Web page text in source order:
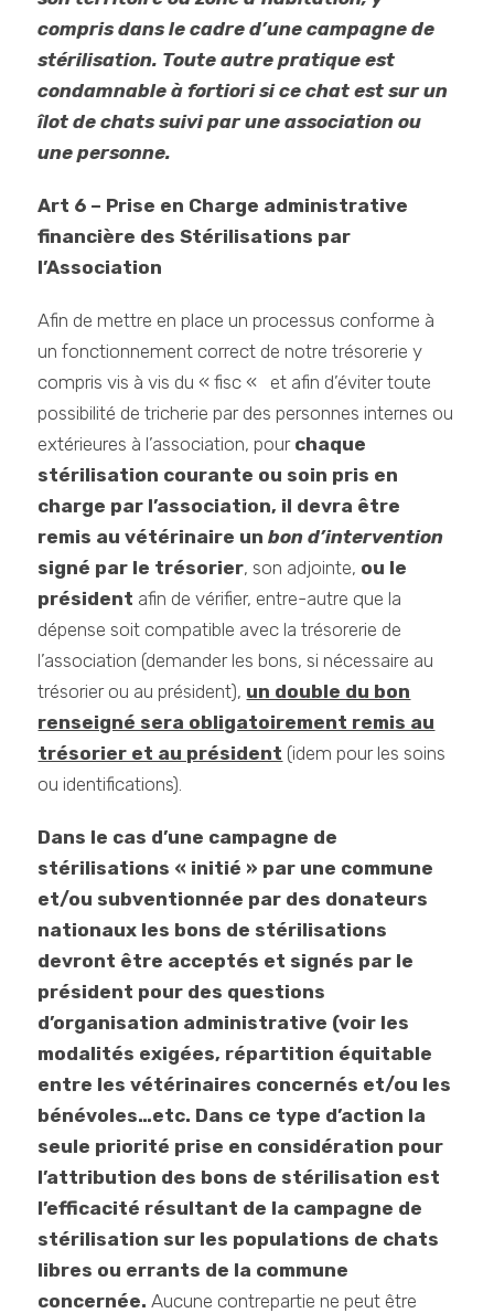
compris dans le cadre d’une campagne de
stérilisation. Toute autre pratique est
condamnable à fortiori si ce chat est sur un
îlot de chats suivi par une association ou
une personne.
Art 6 – Prise en Charge administrative
financière des Stérilisations par
l’Association
Afin de mettre en place un processus conforme à
un fonctionnement correct de notre trésorerie y
compris vis à vis du « fisc « et afin d’éviter toute
possibilité de tricherie par des personnes internes ou
extérieures à l’association, pourchaque
stérilisation courante ou soin pris en
charge par l’association, il devra être
remis au vétérinaire unbon d’intervention
signé par le trésorier, son adjointe, ou le
président afin de vérifier, entre-autre que la
dépense soit compatible avec la trésorerie de
l’association (demander les bons, si nécessaire au
trésorier ou au président), un double du bon
renseigné sera obligatoirement remis au
trésorier et au président (idem pour les soins
ou identifications).
Dans le cas d’une campagne de
stérilisations « initié » par une commune
et/ou subventionnée par des donateurs
nationaux les bons de stérilisations
devront être acceptés et signés par le
président pour des questions
d’organisation administrative (voir les
modalités exigées, répartition équitable
entre les vétérinaires concernés et/ou les
bénévoles…etc. Dans ce type d’action la
seule priorité prise en considération pour
l’attribution des bons de stérilisation est
l’efficacité résultant de la campagne de
stérilisation sur les populations de chats
libres ou errants de la commune
concernée. Aucune contrepartie ne peut être